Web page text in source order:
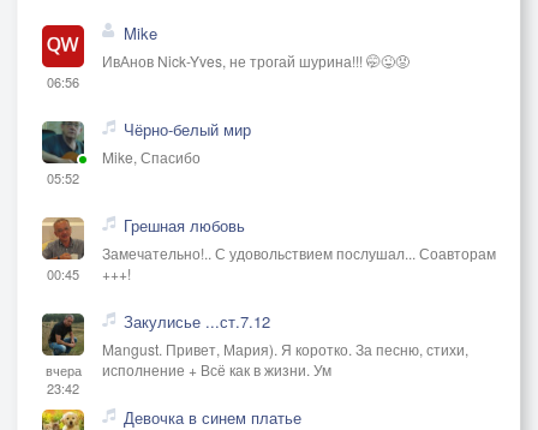
06:56
Mike
ИвАнов Nick-Yves, не трогай шурина!!! 🤭😜😡
05:52
Чёрно-белый мир
Mike, Спасибо
00:45
Грешная любовь
Замечательно!.. С удовольствием послушал... Соавторам
+++!
вчера
23:42
Закулисье ...ст.7.12
Mangust. Привет, Мария). Я коротко. За песню, стихи,
исполнение + Всё как в жизни. Ум
Девочка в синем платье